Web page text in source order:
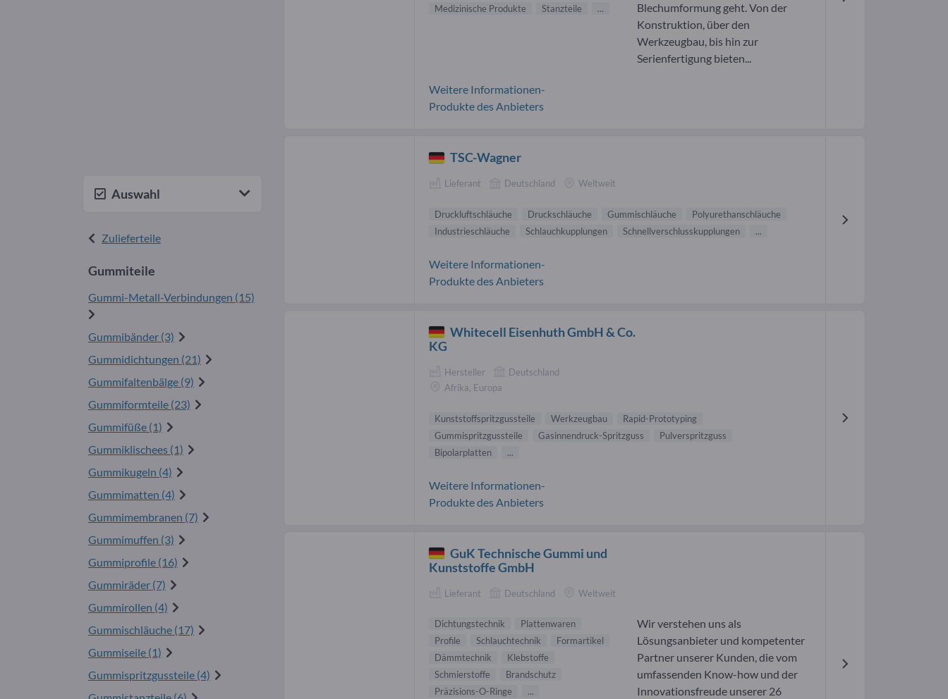
Auswahl
Zulieferteile
Gummiteile
Gummi-Metall-Verbindungen (15)
Gummibänder (3)
Gummidichtungen (21)
Gummifaltenbälge (9)
Gummiformteile (23)
Gummifüße (1)
Gummiklischees (1)
Gummikugeln (4)
Gummimatten (4)
Gummimembranen (7)
Gummimuffen (3)
Gummiprofile (16)
Gummiräder (7)
Gummirollen (4)
Gummischläuche (17)
Gummiseile (1)
Gummispritzgussteile (4)
Medizinische Produkte
Stanzteile ...
Blechumformung geht. Von der
Konstruktion, über den
Werkzeugbau, bis hin zur
Serienfertigung bieten...
Weitere Informationen-
Produkte des Anbieters
TSC-Wagner
Lieferant Deutschland Weltweit
Druckluftschläuche Druckschläuche Gummischläuche
Polyurethanschläuche
Industrieschläuche
Schlauchkupplungen Schnellverschlusskupplungen ...
Weitere Informationen-
Produkte des Anbieters
Whitecell Eisenhuth GmbH & Co.
KG
Hersteller
Deutschland
Afrika, Europa
Kunststoffspritzgussteile Werkzeugbau
Rapid-Prototyping
Gummispritzgussteile
Gasinnendruck-Spritzguss
Pulverspritzguss
Bipolarplatten
...
Weitere Informationen-
Produkte des Anbieters
GuK Technische Gummi und
Kunststoffe GmbH
Lieferant Deutschland Weltweit
Dichtungstechnik
Plattenwaren
Profile
Schlauchtechnik
Formartikel
Dämmtechnik
Klebstoffe
Schmierstoffe
Brandschutz
Präzisions-O-Ringe
...
Wir verstehen uns als
Lösungsanbieter und kompetenter
Partner unserer Kunden, die vom
umfassenden Know-how und der
Innovationsfreude unserer 26